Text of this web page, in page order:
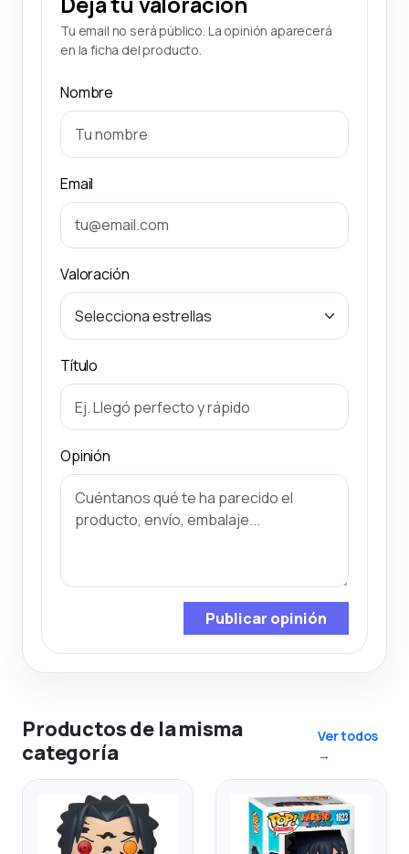
Tu email no será público. La opinión aparecerá
en la ficha del producto.
Nombre
Email
Valoración
Título
Opinión
Publicar opinión
Productos de la misma
categoría
Ver todos
→